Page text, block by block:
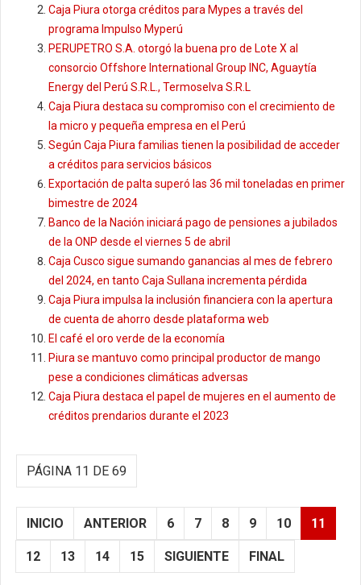
Caja Piura otorga créditos para Mypes a través del
programa Impulso Myperú
PERUPETRO S.A. otorgó la buena pro de Lote X al
consorcio Offshore International Group INC, Aguaytía
Energy del Perú S.R.L., Termoselva S.R.L
Caja Piura destaca su compromiso con el crecimiento de
la micro y pequeña empresa en el Perú
Según Caja Piura familias tienen la posibilidad de acceder
a créditos para servicios básicos
Exportación de palta superó las 36 mil toneladas en primer
bimestre de 2024
Banco de la Nación iniciará pago de pensiones a jubilados
de la ONP desde el viernes 5 de abril
Caja Cusco sigue sumando ganancias al mes de febrero
del 2024, en tanto Caja Sullana incrementa pérdida
Caja Piura impulsa la inclusión financiera con la apertura
de cuenta de ahorro desde plataforma web
El café el oro verde de la economía
Piura se mantuvo como principal productor de mango
pese a condiciones climáticas adversas
Caja Piura destaca el papel de mujeres en el aumento de
créditos prendarios durante el 2023
PÁGINA 11 DE 69
INICIO ANTERIOR 6 7 8 9 10 11
12 13 14 15 SIGUIENTE FINAL